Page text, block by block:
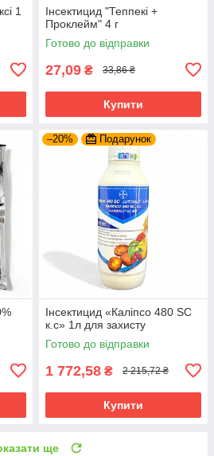
1
Інсектицид "Теппекі +
Проклейм" 4 г
Готово до відправки
27,09 ₴ 33,86 ₴
Купити
–20% Подарунок
Інсектицид «Каліпсо 480 SC
к.с» 1л для захисту
Готово до відправки
1 772,58 ₴ 2 215,72 ₴
Купити
ще